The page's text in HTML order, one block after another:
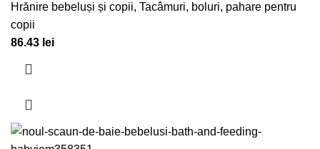
Hrănire bebeluși și copii, Tacâmuri, boluri, pahare pentru
copii
86.43 lei